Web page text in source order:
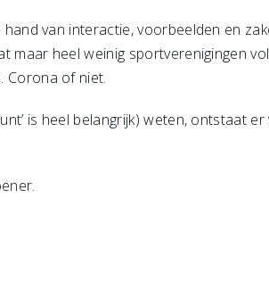
van interactie, voorbeelden en
maar heel weinig sportverenigingen
Corona of niet.
is heel belangrijk) weten, ontstaat er